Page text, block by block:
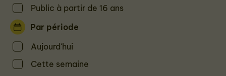
Public à partir de 16 ans
Par période
Aujourd'hui
Cette semaine